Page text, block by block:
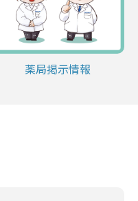
薬局掲示情報